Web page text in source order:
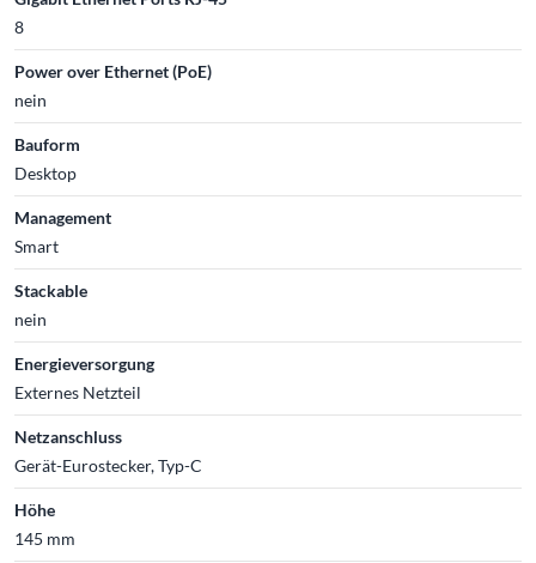
8
Power over Ethernet (PoE)
nein
Bauform
Desktop
Management
Smart
Stackable
nein
Energieversorgung
Externes Netzteil
Netzanschluss
Gerät-Eurostecker, Typ-C
Höhe
145 mm